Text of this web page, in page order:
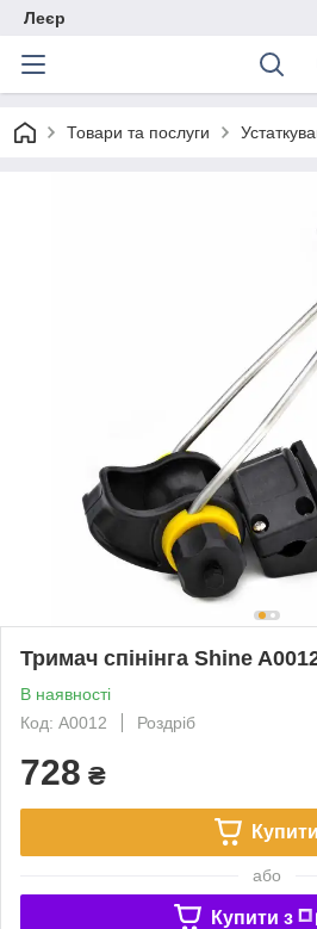
Леєр
Товари та послуги
Тримач спінінга Shine
В наявності
Код: A0012
Роздріб
728 ₴
Купити
або
Купити з